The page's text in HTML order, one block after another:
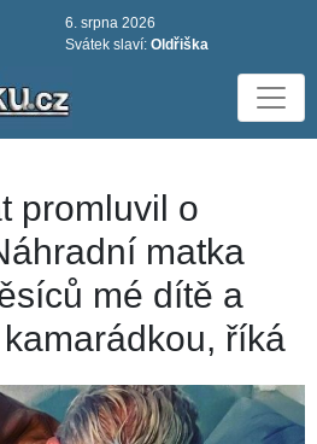
6. srpna 2026
Svátek slaví: Oldřiška
promluvil o
matka
mé dítě a
říká